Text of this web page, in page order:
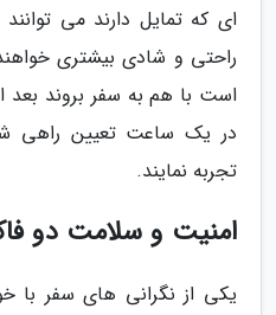
ای که تمایل دارند می
راحتی و شادی بیشتری
است با هم به سفر بروند بعد
در یک ساعت تعیین راهی
تجربه نمایند.
امنیت و سلامت دو
یکی از نگرانی های سفر